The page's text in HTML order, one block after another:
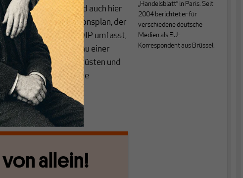
EU-Kommission sind auch hier
Der Aktionsplan, der
namens EDIP umfasst,
und den Aufbau einer
müsse sich besser rüsten und
sollen bestehende
allein!
„Handelsblatt“ in Paris. Seit
2004 berichtet er für
verschiedene deutsche
Medien als EU-
Korrespondent aus Brüssel.